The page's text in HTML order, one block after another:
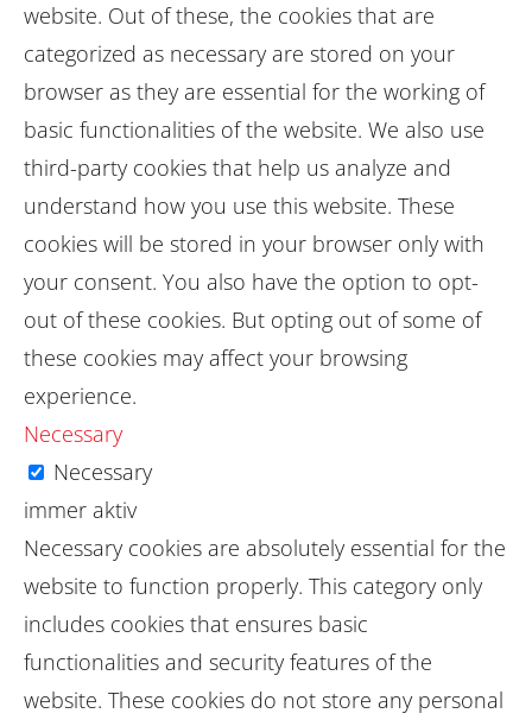
website. Out of these, the cookies that are
categorized as necessary are stored on your
browser as they are essential for the working of
basic functionalities of the website. We also use
third-party cookies that help us analyze and
understand how you use this website. These
cookies will be stored in your browser only with
your consent. You also have the option to opt-
out of these cookies. But opting out of some of
these cookies may affect your browsing
experience.
Necessary
Necessary
immer aktiv
Necessary cookies are absolutely essential for the
website to function properly. This category only
includes cookies that ensures basic
functionalities and security features of the
website. These cookies do not store any personal